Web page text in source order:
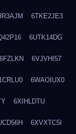
6TKE2JE3
6UTK14DG
6VJVHI57
6WAOIUX0
6XIHLDTU
6XVXTC5I